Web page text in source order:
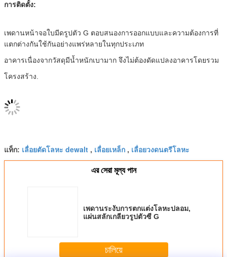
การติดตั้ง:
เพดานหน้าจอใบมีดรูปตัว G ตอบสนองการออกแบบและความต้องการที่
แตกต่างกันใช้กันอย่างแพร่หลายในทุกประเภท
อาคารเนื่องจากวัสดุมีน้ำหนักเบามาก จึงไม่ต้องดัดแปลงอาคารโดยรวม
โครงสร้าง.
แท็ก: เลื่อยตัดโลหะ dewalt , เลื่อยเหล็ก , เลื่อยวงดนตรีโลหะ
এর সেরা মূল্য পান
เพดานระงับการตกแต่งโลหะปลอม,
แผ่นสลักเกลียวรูปตัวซี G
চালিয়ে